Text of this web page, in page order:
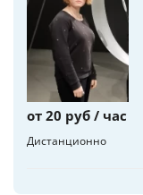
от 20 руб / час
Дистанционно